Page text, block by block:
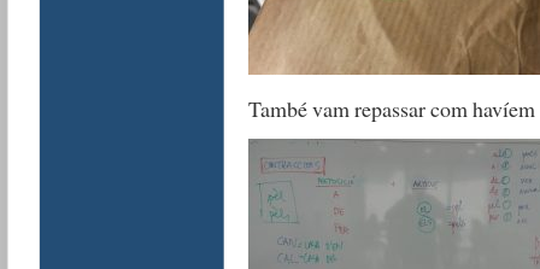
També vam repassar com